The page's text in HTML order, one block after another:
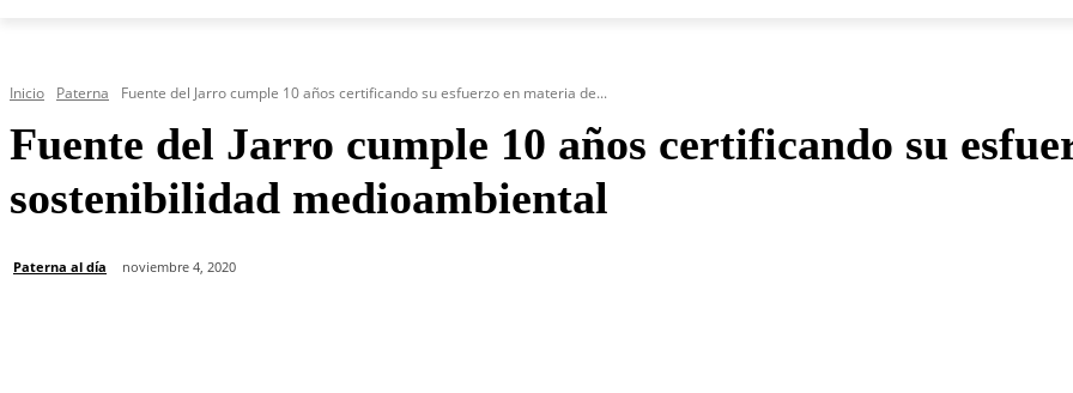
Inicio Paterna Fuente del Jarro cumple 10 años certificando su esfuerzo en materia de...
Fuente del Jarro cumple 10 años certificando su
sostenibilidad medioambiental
Paterna al día noviembre 4, 2020